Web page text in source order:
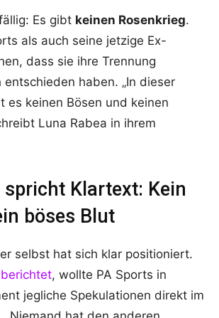
Es gibt keinen Rosenkrieg.
als auch seine jetzige Ex-
dass sie ihre Trennung
entschieden haben. „In dieser
es keinen Bösen und keinen
Luna Rabea in ihrem
spricht Klartext: Kein
böses Blut
selbst hat sich klar positioniert.
, wollte PA Sports in
jegliche Spekulationen direkt im